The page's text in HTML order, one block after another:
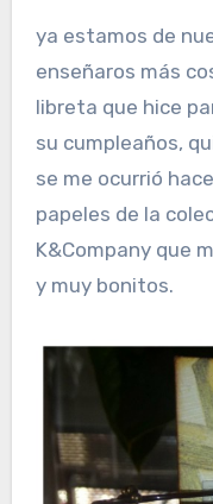
ya estamos de
enseñaros más
libreta que hice
su cumpleaños,
se me ocurrió
papeles de la
K&Company que
y muy bonitos.